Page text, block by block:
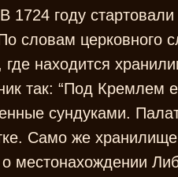
1724 году
словам церковного
где находится
так: “Под Кремлем
сундуками.
Само же
местонахождении